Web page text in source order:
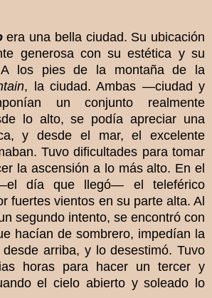
era una bella ciudad. Su ubicación
generosa con su estética y su
A los pies de la montaña de la
, la ciudad. Ambas —ciudad y
un conjunto realmente
lo alto, se podía apreciar una
y desde el mar, el excelente
Tuvo dificultades para tomar
la ascensión a lo más alto. En el
día que llegó— el teleférico
fuertes vientos en su parte alta. Al
segundo intento, se encontró con
hacían de sombrero, impedían la
desde arriba, y lo desestimó. Tuvo
horas para hacer un tercer y
el cielo abierto y soleado lo